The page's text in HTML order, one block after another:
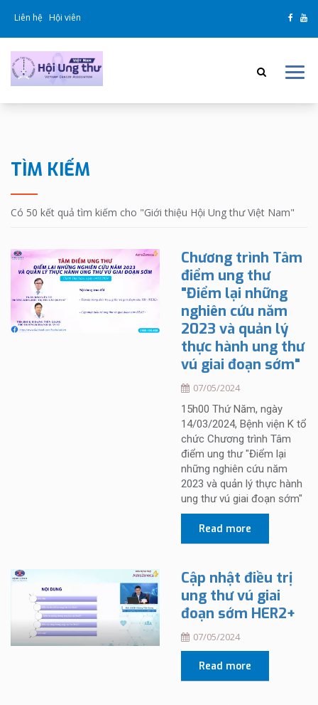
Liên hệ Hội viên
TÌM KIẾM
Có 50 kết quả tìm kiếm cho "Giới thiệu Hội Ung thư Việt Nam"
Chương trình Tâm
điểm ung thư
"Điểm lại những
nghiên cứu năm
2023 và quản lý
thực hành ung thư
vú giai đoạn sớm"
07/05/2024
15h00 Thứ Năm, ngày
14/03/2024, Bệnh viện K tổ
chức Chương trình Tâm
điểm ung thư "Điểm lại
những nghiên cứu năm
2023 và quản lý thực hành
ung thư vú giai đoạn sớm"
Read more
Cập nhật điều trị
ung thư vú giai
đoạn sớm HER2+
07/05/2024
Read more